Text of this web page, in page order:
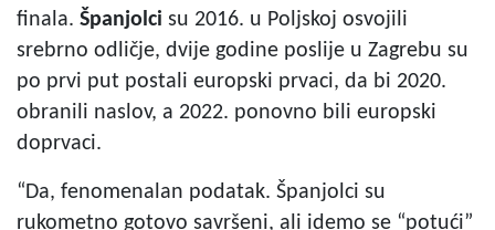
finala. Španjolci su 2016. u Poljskoj osvojili
srebrno odličje, dvije godine poslije u Zagrebu su
po prvi put postali europski prvaci, da bi 2020.
obranili naslov, a 2022. ponovno bili europski
doprvaci.
“Da, fenomenalan podatak. Španjolci su
rukometno gotovo savršeni, ali idemo se “potući”